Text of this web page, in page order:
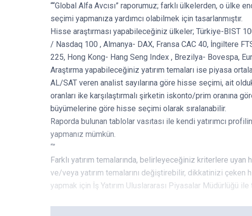
““Global Alfa Avcısı” raporumuz; farklı ülkelerden, o
seçimi yapmanıza yardımcı olabilmek için tasarlanmıştır.
Hisse araştırması yapabileceğiniz ülkeler; Türkiye-BIST
/ Nasdaq 100 , Almanya- DAX, Fransa CAC 40, İngiltere
225, Hong Kong- Hang Seng Index , Brezilya- Bovespa,
Araştırma yapabileceğiniz yatırım temaları ise piyasa
AL/SAT veren analist sayılarına göre hisse seçimi, ait
oranları ike karşılaştırmalı şirketin iskonto/prim oranına
büyümelerine göre hisse seçimi olarak sıralanabilir.
Raporda bulunan tablolar vasıtası ile kendi yatırımcı
yapmanız mümkün.
“”
Farklı yatırım temalarında, belirleyeceğiniz kriterlere
ve/veya yatırım temalarını değiştirebilir, dikkatinizi
yapmak için İş Yatırım Uluslararası Piyasalar Müdürlüğü